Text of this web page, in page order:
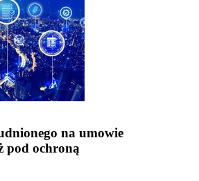
na umowie
pod ochroną